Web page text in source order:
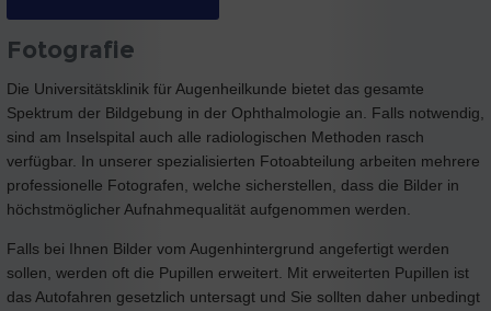
Fotografie
Die Universitätsklinik für Augenheilkunde bietet das gesamte
Spektrum der Bildgebung in der Ophthalmologie an. Falls notwendig,
sind am Inselspital auch alle radiologischen Methoden rasch
verfügbar. In unserer spezialisierten Fotoabteilung arbeiten mehrere
professionelle Fotografen, welche sicherstellen, dass die Bilder in
höchstmöglicher Aufnahmequalität aufgenommen werden.
Falls bei Ihnen Bilder vom Augenhintergrund angefertigt werden
sollen, werden oft die Pupillen erweitert. Mit erweiterten Pupillen ist
das Autofahren gesetzlich untersagt und Sie sollten daher unbedingt